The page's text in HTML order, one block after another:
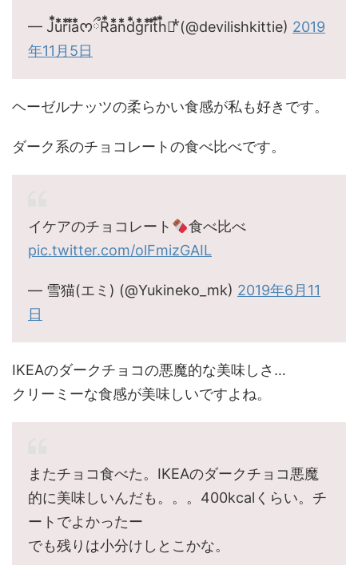
— J⃰u⃰r⃰i⃰a⃰ᰔྀR⃰a⃰n⃰d⃰g⃰r⃰i⃰t⃰h⃰꧂⃰ (@devilishkittie) 2019
年11月5日
ヘーゼルナッツの柔らかい食感が私も好きです。
ダーク系のチョコレートの食べ比べです。
イケアのチョコレート
食べ比べ
pic.twitter.com/olFmizGAIL
— 雪猫(エミ) (@Yukineko_mk) 2019年6月11
日
IKEAのダークチョコの悪魔的な美味しさ…
クリーミーな食感が美味しいですよね。
またチョコ食べた。IKEAのダークチョコ悪魔
的に美味しいんだも。。。400kcalくらい。チ
ートでよかったー
でも残りは小分けしとこかな。